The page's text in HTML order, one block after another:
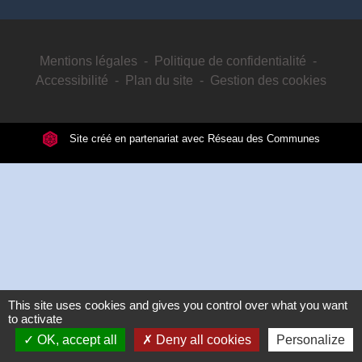
Mentions légales - Politique de confidentialité -
Accessibilité - Plan du site - Gestion des cookies
Site créé en partenariat avec Réseau des Communes
This site uses cookies and gives you control over what you want
to activate
OK, accept all
Deny all cookies Personalize